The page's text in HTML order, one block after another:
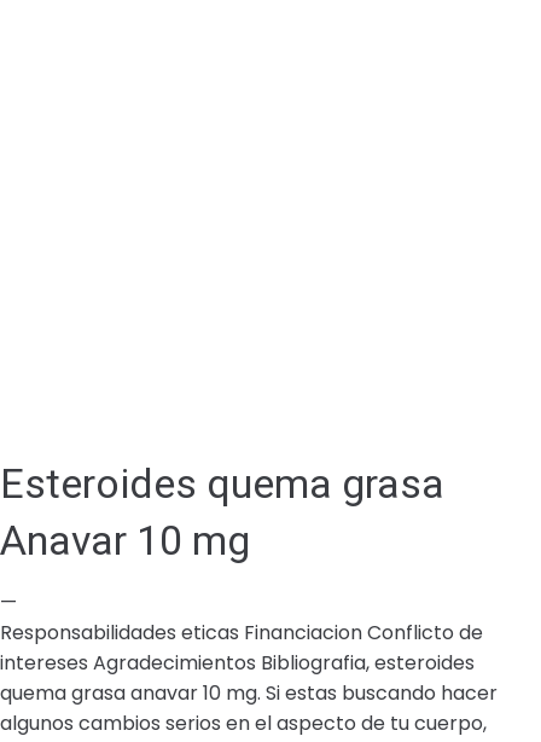
Esteroides quema grasa
Anavar 10 mg
—
Responsabilidades eticas Financiacion Conflicto de
intereses Agradecimientos Bibliografia, esteroides
quema grasa anavar 10 mg. Si estas buscando hacer
algunos cambios serios en el aspecto de tu cuerpo,